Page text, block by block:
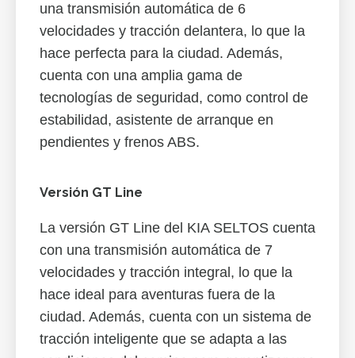
una transmisión automática de 6
velocidades y tracción delantera, lo que la
hace perfecta para la ciudad. Además,
cuenta con una amplia gama de
tecnologías de seguridad, como control de
estabilidad, asistente de arranque en
pendientes y frenos ABS.
Versión GT Line
La versión GT Line del KIA SELTOS cuenta
con una transmisión automática de 7
velocidades y tracción integral, lo que la
hace ideal para aventuras fuera de la
ciudad. Además, cuenta con un sistema de
tracción inteligente que se adapta a las